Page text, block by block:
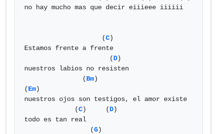
no hay mucho mas que decir eiiieee iiiiii
                    (
C)
Estamos frente a frente
                      (
D)
nuestros labios no resisten
               (
Bm)
(Em)
nuestros ojos son testigos, el amor existe
             (
C)     (D)
todo es tan real
                 (
G)